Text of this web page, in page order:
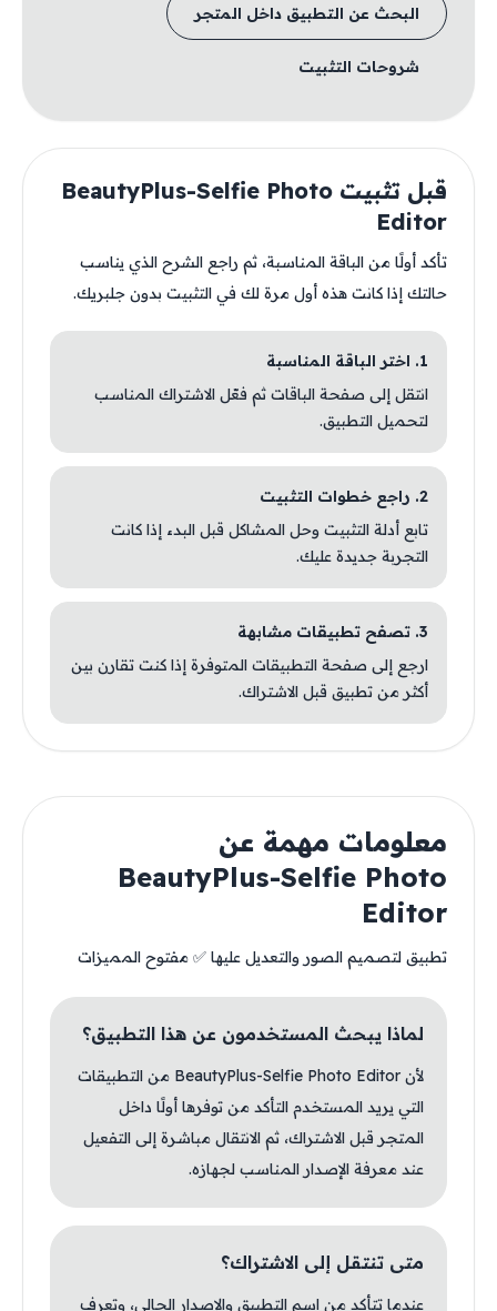
البحث عن التطبيق داخل المتجر
شروحات التثبيت
قبل تثبيت BeautyPlus-Selfie Photo
Editor
تأكد أولًا من الباقة المناسبة، ثم راجع الشرح الذي يناسب
حالتك إذا كانت هذه أول مرة لك في التثبيت بدون جلبريك.
1. اختر الباقة المناسبة
انتقل إلى صفحة الباقات ثم فعّل الاشتراك المناسب
لتحميل التطبيق.
2. راجع خطوات التثبيت
تابع أدلة التثبيت وحل المشاكل قبل البدء إذا كانت
التجربة جديدة عليك.
3. تصفح تطبيقات مشابهة
ارجع إلى صفحة التطبيقات المتوفرة إذا كنت تقارن بين
أكثر من تطبيق قبل الاشتراك.
معلومات مهمة عن
BeautyPlus-Selfie Photo
Editor
تطبيق لتصميم الصور والتعديل عليها ✅ مفتوح المميزات
لماذا يبحث المستخدمون عن هذا التطبيق؟
لأن BeautyPlus-Selfie Photo Editor من التطبيقات
التي يريد المستخدم التأكد من توفرها أولًا داخل
المتجر قبل الاشتراك، ثم الانتقال مباشرة إلى التفعيل
عند معرفة الإصدار المناسب لجهازه.
متى تنتقل إلى الاشتراك؟
عندما تتأكد من اسم التطبيق والإصدار الحالي، وتعرف